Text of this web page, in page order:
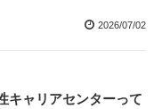
2026/07/02
キャリアセンターって